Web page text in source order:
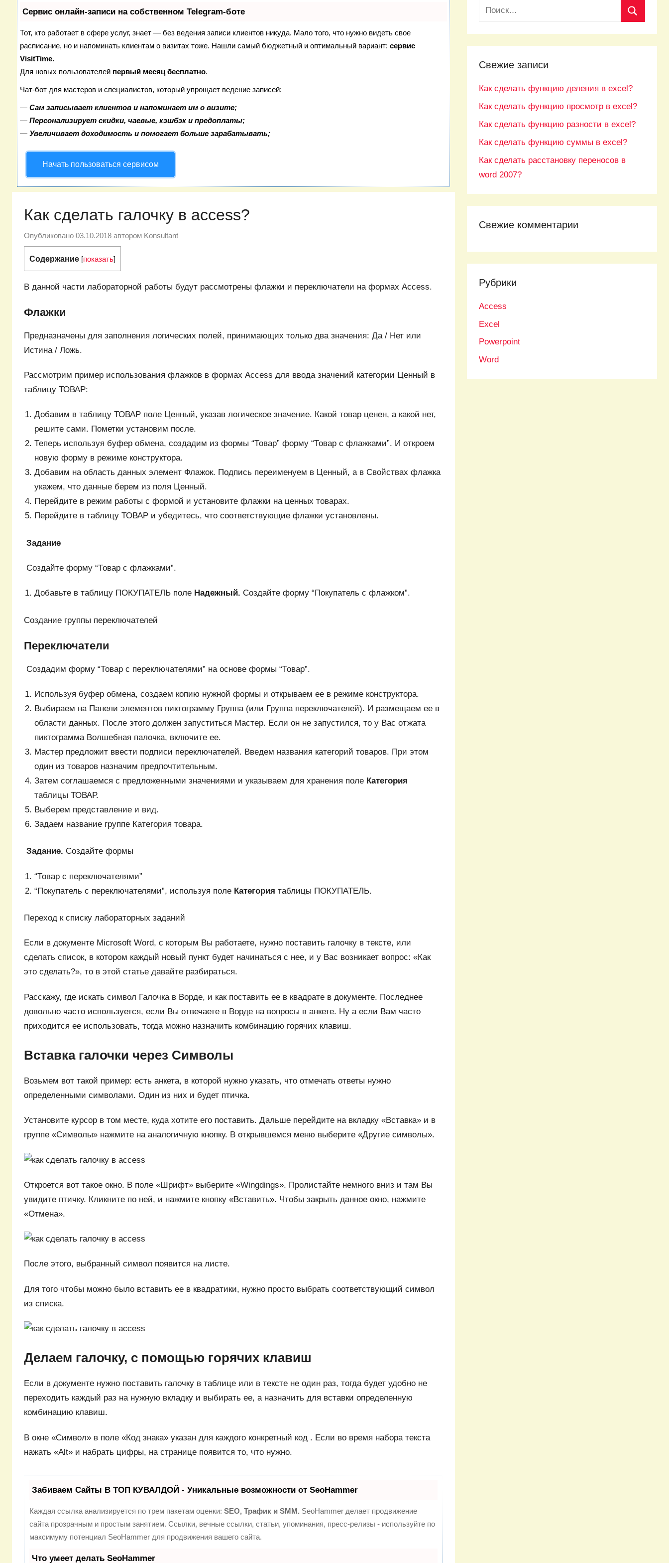
Сервис онлайн-записи на собственном Telegram-боте
Тот, кто работает в сфере услуг, знает — без ведения записи клиентов никуда. Мало того, что нужно видеть свое
расписание, но и напоминать клиентам о визитах тоже. Нашли самый бюджетный и оптимальный вариант: сервис
VisitTime.
Для новых пользователей первый месяц бесплатно.
Чат-бот для мастеров и специалистов, который упрощает ведение записей:
— Сам записывает клиентов и напоминает им о визите;
— Персонализирует скидки, чаевые, кэшбэк и предоплаты;
— Увеличивает доходимость и помогает больше зарабатывать;
Начать пользоваться сервисом
Как сделать галочку в access?
Опубликовано 03.10.2018 автором Konsultant
Содержание [показать]
В данной части лабораторной работы будут рассмотрены флажки и переключатели на формах Access.
Флажки
Предназначены для заполнения логических полей, принимающих только два значения: Да / Нет или
Истина / Ложь.
Рассмотрим пример использования флажков в формах Access для ввода значений категории Ценный в
таблицу ТОВАР:
Добавим в таблицу ТОВАР поле Ценный, указав логическое значение. Какой товар ценен, а какой нет,
решите сами. Пометки установим после.
Теперь используя буфер обмена, создадим из формы “Товар” форму “Товар с флажками”. И откроем
новую форму в режиме конструктора.
Добавим на область данных элемент Флажок. Подпись переименуем в Ценный, а в Свойствах флажка
укажем, что данные берем из поля Ценный.
Перейдите в режим работы с формой и установите флажки на ценных товарах.
Перейдите в таблицу ТОВАР и убедитесь, что соответствующие флажки установлены.
Задание
Создайте форму “Товар с флажками”.
Добавьте в таблицу ПОКУПАТЕЛЬ поле Надежный. Создайте форму “Покупатель с флажком”.
Создание группы переключателей
Переключатели
Создадим форму “Товар с переключателями” на основе формы “Товар”.
Используя буфер обмена, создаем копию нужной формы и открываем ее в режиме конструктора.
Выбираем на Панели элементов пиктограмму Группа (или Группа переключателей). И размещаем ее в
области данных. После этого должен запуститься Мастер. Если он не запустился, то у Вас отжата
пиктограмма Волшебная палочка, включите ее.
Мастер предложит ввести подписи переключателей. Введем названия категорий товаров. При этом
один из товаров назначим предпочтительным.
Затем соглашаемся с предложенными значениями и указываем для хранения поле Категория
таблицы ТОВАР.
Выберем представление и вид.
Задаем название группе Категория товара.
Задание. Создайте формы
“Товар с переключателями”
“Покупатель с переключателями”, используя поле Категориятаблицы ПОКУПАТЕЛЬ.
Переход к списку лабораторных заданий
Если в документе Microsoft Word, с которым Вы работаете, нужно поставить галочку в тексте, или
сделать список, в котором каждый новый пункт будет начинаться с нее, и у Вас возникает вопрос: «Как
это сделать?», то в этой статье давайте разбираться.
Расскажу, где искать символ Галочка в Ворде, и как поставить ее в квадрате в документе. Последнее
довольно часто используется, если Вы отвечаете в Ворде на вопросы в анкете. Ну а если Вам часто
приходится ее использовать, тогда можно назначить комбинацию горячих клавиш.
Вставка галочки через Символы
Возьмем вот такой пример: есть анкета, в которой нужно указать, что отмечать ответы нужно
определенными символами. Один из них и будет птичка.
Установите курсор в том месте, куда хотите его поставить. Дальше перейдите на вкладку «Вставка» и в
группе «Символы» нажмите на аналогичную кнопку. В открывшемся меню выберите «Другие символы».
Откроется вот такое окно. В поле «Шрифт» выберите «Wingdings». Пролистайте немного вниз и там Вы
увидите птичку. Кликните по ней, и нажмите кнопку «Вставить». Чтобы закрыть данное окно, нажмите
«Отмена».
После этого, выбранный символ появится на листе.
Для того чтобы можно было вставить ее в квадратики, нужно просто выбрать соответствующий символ
из списка.
Делаем галочку, с помощью горячих клавиш
Если в документе нужно поставить галочку в таблице или в тексте не один раз, тогда будет удобно не
переходить каждый раз на нужную вкладку и выбирать ее, а назначить для вставки определенную
комбинацию клавиш.
В окне «Символ» в поле «Код знака» указан для каждого конкретный код . Если во время набора текста
нажать «Alt» и набрать цифры, на странице появится то, что нужно.
Забиваем Сайты В ТОП КУВАЛДОЙ - Уникальные возможности от SeoHammer
Каждая ссылка анализируется по трем пакетам оценки: SEO, Трафик и SMM. SeoHammer делает продвижение
сайта прозрачным и простым занятием. Ссылки, вечные ссылки, статьи, упоминания, пресс-релизы - используйте по
максимуму потенциал SeoHammer для продвижения вашего сайта.
Что умеет делать SeoHammer
Свежие записи
Как сделать функцию деления в excel?
Как сделать функцию просмотр в excel?
Как сделать функцию разности в excel?
Как сделать функцию суммы в excel?
Как сделать расстановку переносов в
word 2007?
Свежие комментарии
Рубрики
Access
Excel
Powerpoint
Word